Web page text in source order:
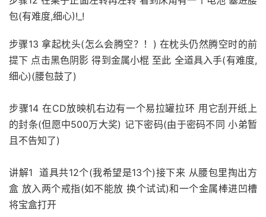
包(有难度,细心)!_!
步骤13 拿起枕头(怎么会腾空？！) 在枕头仍然腾空时的前
提下 点击黑色阴影 得到金属小棍 至此 全道具入手(有难度,
细心)(腰包鼓了)
步骤14 在CD放映机右边有一个易拉罐拉环 用它刮开纸上
的封条(但愿中500万大奖) 记下密码(由于密码不同 小弟暂
且不告知了)
讲解1 道具共12个(我希望是13个)接下来 从腰包里掏出方
盒 放入两个戒指(如不能放 换个试试)和一个金属棒进凹槽
将宝盒打开